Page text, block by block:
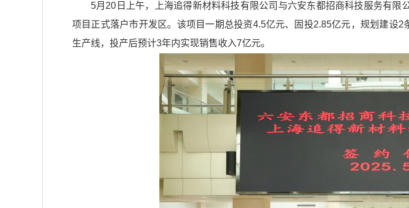
5月20日上午，上海追得新材料科技有限公司与六安东都招商科技服务有
项目正式落户市开发区。该项目一期总投资4.5亿元、固投2.85亿元，规划建设
生产线，投产后预计3年内实现销售收入7亿元。